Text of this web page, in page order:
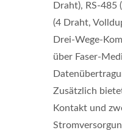
Draht), RS-
(4 Draht,
Drei-Wege-
über Faser-
Zusätzlich
Kontakt und